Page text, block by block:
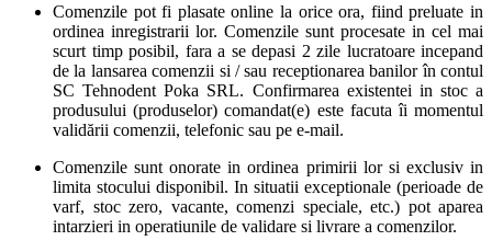
Comenzile pot fi plasate online la orice ora, fiind preluate in
ordinea inregistrarii lor. Comenzile sunt procesate in cel mai
scurt timp posibil, fara a se depasi 2 zile lucratoare incepand
de la lansarea comenzii si / sau receptionarea banilor în contul
SC Tehnodent Poka SRL. Confirmarea existentei in stoc a
produsului (produselor) comandat(e) este facuta îi momentul
validării comenzii, telefonic sau pe e-mail.
Comenzile sunt onorate in ordinea primirii lor si exclusiv in
limita stocului disponibil. In situatii exceptionale (perioade de
varf, stoc zero, vacante, comenzi speciale, etc.) pot aparea
intarzieri in operatiunile de validare si livrare a comenzilor.